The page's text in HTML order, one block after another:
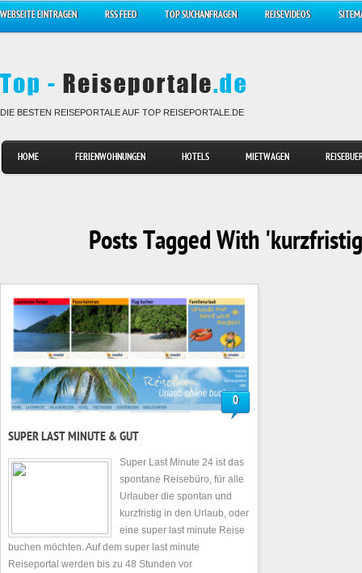
WEBSEITE EINTRAGEN RSS FEED TOP SUCHANFRAGEN REISEVIDEOS
DIE BESTEN REISEPORTALE AUF TOP REISEPORTALE.DE
HOME FERIENWOHNUNGEN HOTELS MIETWAGEN
Posts Tagged With
0
SUPER LAST MINUTE & GUT
Super Last Minute 24 ist das
spontane Reisebüro, für alle
Urlauber die spontan und
kurzfristig in den Urlaub, oder
eine super last minute Reise
buchen möchten. Auf dem super last minute
Reiseportal werden bis zu 48 Stunden vor